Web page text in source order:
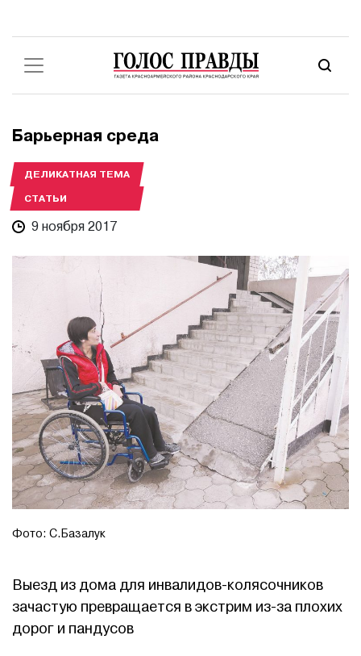
Барьерная среда
ДЕЛИКАТНАЯ ТЕМА
СТАТЬИ
9 ноября 2017
Фото: С.Базалук
Выезд из дома для инвалидов-колясочников
зачастую превращается в экстрим из-за плохих
дорог и пандусов